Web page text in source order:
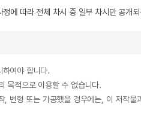
에 따라 전체 차시 중 일부 차시만 공개
하여야 합니다.
목적으로 이용할 수 없습니다.
, 변형 또는 가공했을 경우에는, 이 저작